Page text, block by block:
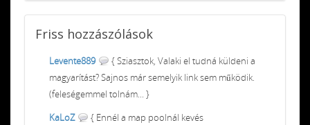
Friss hozzászólások
Levente889
{ Sziasztok, Valaki el tudná küldeni a
magyarítást? Sajnos már semelyik link sem működik.
(feleségemmel tolnám... }
KaLoZ
{ Ennél a map poolnál kevés